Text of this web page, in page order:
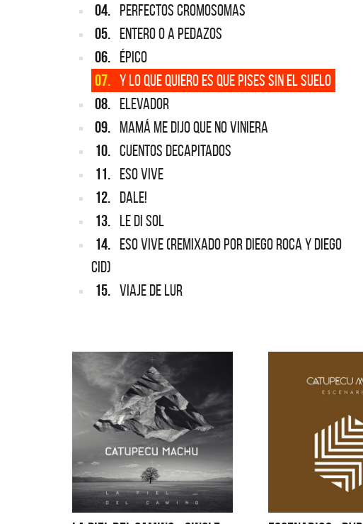
04. PERFECTOS CROMOSOMAS
05. ENTERO O A PEDAZOS
06. ÉPICO
07. Y LO QUE QUIERO ES QUE PISES SIN EL SUELO
08. ELEVADOR
09. MAMÁ ME DIJO QUE NO VINIERA
10. CUENTOS DECAPITADOS
11. ESO VIVE
12. DALE!
13. LE DI SOL
14. ESO VIVE (REMIXADO POR DIEGO ROCA Y DIEGO
CID)
15. VIAJE DE LUR